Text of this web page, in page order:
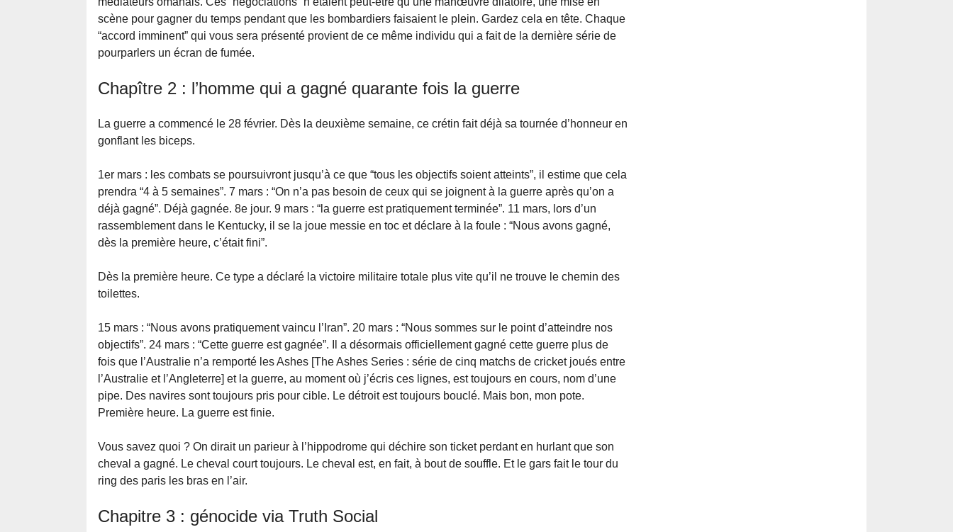
scène pour gagner du temps pendant que les bombardiers faisaient le plein. Gardez cela en tête. Chaque
“accord imminent” qui vous sera présenté provient de ce même individu qui a fait de la dernière série de
pourparlers un écran de fumée.
Chapître 2 : l’homme qui a gagné quarante fois la guerre
La guerre a commencé le 28 février. Dès la deuxième semaine, ce crétin fait déjà sa tournée d’honneur en
gonflant les biceps.
1er mars : les combats se poursuivront jusqu’à ce que “tous les objectifs soient atteints”, il estime que cela
prendra “4 à 5 semaines”. 7 mars : “On n’a pas besoin de ceux qui se joignent à la guerre après qu’on a
déjà gagné”. Déjà gagnée. 8e jour. 9 mars : “la guerre est pratiquement terminée”. 11 mars, lors d’un
rassemblement dans le Kentucky, il se la joue messie en toc et déclare à la foule : “Nous avons gagné,
dès la première heure, c’était fini”.
Dès la première heure. Ce type a déclaré la victoire militaire totale plus vite qu’il ne trouve le chemin des
toilettes.
15 mars : “Nous avons pratiquement vaincu l’Iran”. 20 mars : “Nous sommes sur le point d’atteindre nos
objectifs”. 24 mars : “Cette guerre est gagnée”. Il a désormais officiellement gagné cette guerre plus de
fois que l’Australie n’a remporté les Ashes [The Ashes Series : série de cinq matchs de cricket joués entre
l’Australie et l’Angleterre] et la guerre, au moment où j’écris ces lignes, est toujours en cours, nom d’une
pipe. Des navires sont toujours pris pour cible. Le détroit est toujours bouclé. Mais bon, mon pote.
Première heure. La guerre est finie.
Vous savez quoi ? On dirait un parieur à l’hippodrome qui déchire son ticket perdant en hurlant que son
cheval a gagné. Le cheval court toujours. Le cheval est, en fait, à bout de souffle. Et le gars fait le tour du
ring des paris les bras en l’air.
Chapitre 3 : génocide via Truth Social